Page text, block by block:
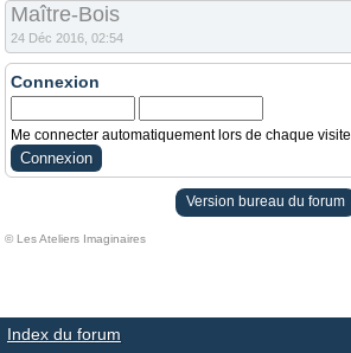
Maître-Bois
24 Déc 2016, 02:54
Connexion
Me connecter automatiquement lors de chaque visite
Version bureau du forum
© Les Ateliers Imaginaires
Index du forum